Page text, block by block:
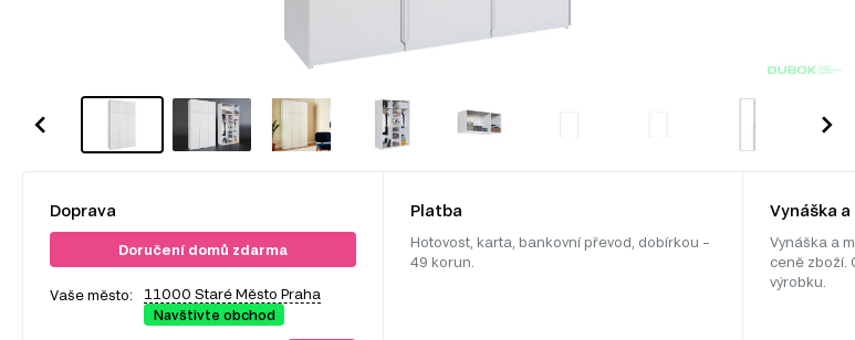
Doprava
Doručení domů zdarma
Vaše město:
11000 Staré Město Praha
Navštivte obchod
Platba
Hotovost, karta, bankovní převod, dobírkou –
49 korun.
Vynáška
Vynáška a
ceně zboží.
výrobku.